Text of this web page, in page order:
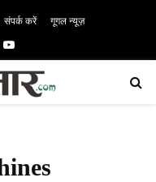
संपर्क करें गूगल न्यूज़
Youtube